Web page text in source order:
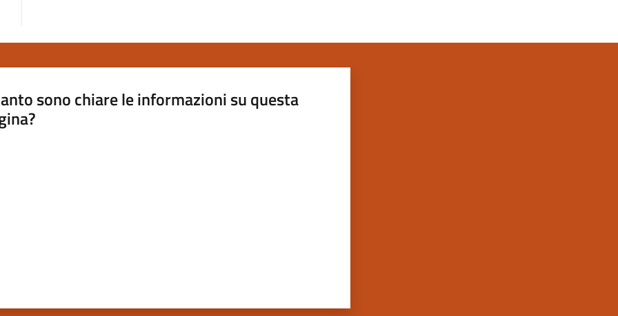
sono chiare le informazioni su questa